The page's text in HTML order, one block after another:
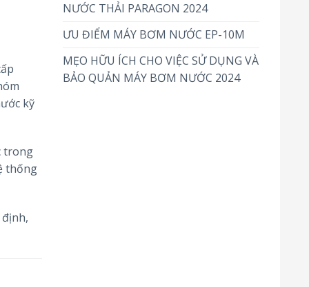
NƯỚC THẢI PARAGON 2024
ƯU ĐIỂM MÁY BƠM NƯỚC EP-10M
MẸO HỮU ÍCH CHO VIỆC SỬ DỤNG VÀ
BẢO QUẢN MÁY BƠM NƯỚC 2024
kỹ
trong
thống